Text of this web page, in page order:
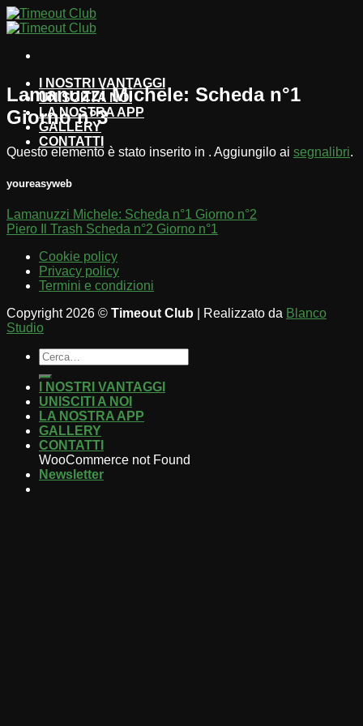
Salta
ai
I NOSTRI VANTAGGI
UNISCITI A NOI
LA NOSTRA APP
GALLERY
CONTATTI
Lamanuzzi Michele: Scheda n°1
Giorno n°3
Questo elemento è stato inserito in . Aggiungilo ai segnalibri.
youreasyweb
Lamanuzzi Michele: Scheda n°1 Giorno n°2
Piero Il Trash Scheda n°2 Giorno n°1
Cookie policy
Privacy policy
Termini e condizioni
Copyright 2026 © Timeout Club | Realizzato da Blanco
Studio
I NOSTRI VANTAGGI
UNISCITI A NOI
LA NOSTRA APP
GALLERY
CONTATTI
WooCommerce not Found
Newsletter